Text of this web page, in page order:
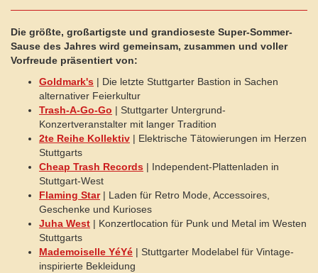
Die größte, großartigste und grandioseste Super-Sommer-
Sause des Jahres wird gemeinsam, zusammen und voller
Vorfreude präsentiert von:
Goldmark's | Die letzte Stuttgarter Bastion in Sachen
alternativer Feierkultur
Trash-A-Go-Go | Stuttgarter Untergrund-
Konzertveranstalter mit langer Tradition
2te Reihe Kollektiv | Elektrische Tätowierungen im Herzen
Stuttgarts
Cheap Trash Records | Independent-Plattenladen in
Stuttgart-West
Flaming Star| Laden für Retro Mode, Accessoires,
Geschenke und Kurioses
Juha West | Konzertlocation für Punk und Metal im Westen
Stuttgarts
Mademoiselle YéYé | Stuttgarter Modelabel für Vintage-
inspirierte Bekleidung